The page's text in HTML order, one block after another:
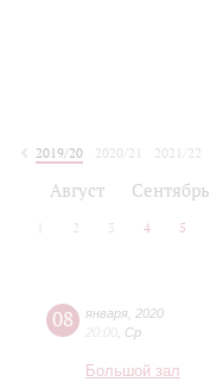
2019/20
2020/21 2021/22
Август Сентябрь
2 3 4 5
08 января 2020
20:00 Ср
Большой зал